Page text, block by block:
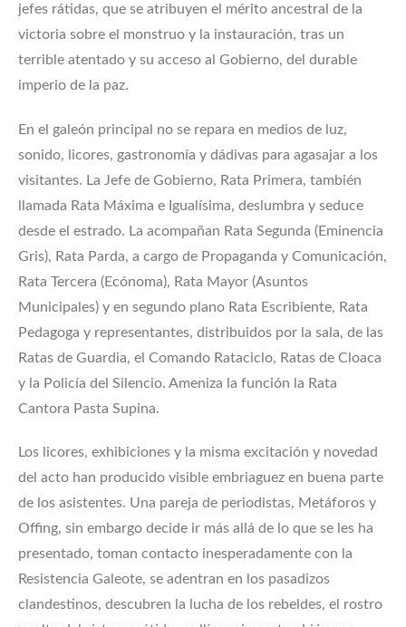
jefes rátidas, que se atribuyen el mérito ancestral de la
victoria sobre el monstruo y la instauración, tras un
terrible atentado y su acceso al Gobierno, del durable
imperio de la paz.
En el galeón principal no se repara en medios de luz,
sonido, licores, gastronomía y dádivas para agasajar a los
visitantes. La Jefe de Gobierno, Rata Primera, también
llamada Rata Máxima e Igualísima, deslumbra y seduce
desde el estrado. La acompañan Rata Segunda (Eminencia
Gris), Rata Parda, a cargo de Propaganda y Comunicación,
Rata Tercera (Ecónoma), Rata Mayor (Asuntos
Municipales) y en segundo plano Rata Escribiente, Rata
Pedagoga y representantes, distribuidos por la sala, de las
Ratas de Guardia, el Comando Rataciclo, Ratas de Cloaca
y la Policía del Silencio. Ameniza la función la Rata
Cantora Pasta Supina.
Los licores, exhibiciones y la misma excitación y novedad
del acto han producido visible embriaguez en buena parte
de los asistentes. Una pareja de periodistas, Metáforos y
Offing, sin embargo decide ir más allá de lo que se les ha
presentado, toman contacto inesperadamente con la
Resistencia Galeote, se adentran en los pasadizos
clandestinos, descubren la lucha de los rebeldes, el rostro